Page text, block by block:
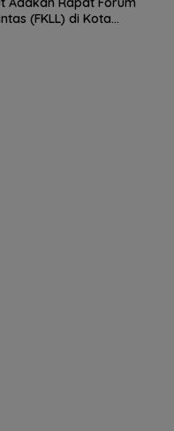
(FKLL) di Kota